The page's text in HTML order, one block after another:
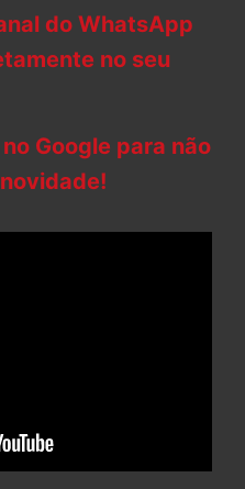
do WhatsApp
no seu
Google para não